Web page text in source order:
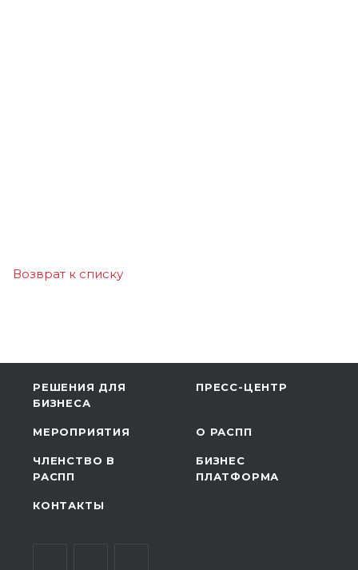
Возврат к списку
РЕШЕНИЯ ДЛЯ
БИЗНЕСА
ПРЕСС-ЦЕНТР
МЕРОПРИЯТИЯ О РАСПП
ЧЛЕНСТВО В
РАСПП
БИЗНЕС
ПЛАТФОРМА
КОНТАКТЫ